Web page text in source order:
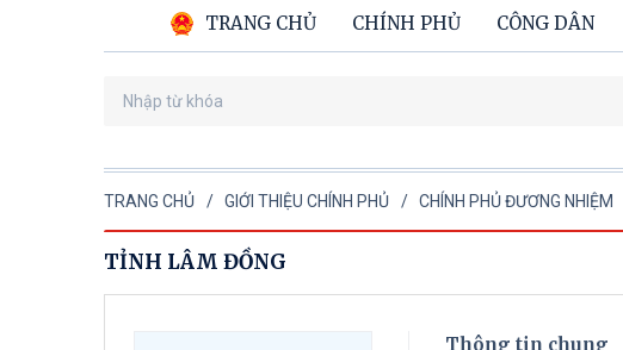
TRANG CHỦ CHÍNH PHỦ CÔNG DÂN
TRANG CHỦ GIỚI THIỆU CHÍNH PHỦ CHÍNH PHỦ ĐƯƠNG NHIỆM
TỈNH LÂM ĐỒNG
Thông tin chung